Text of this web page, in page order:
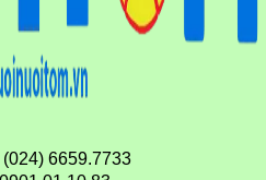
(024) 6659.7733